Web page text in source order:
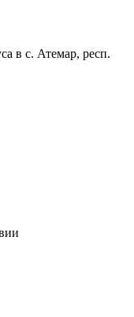
в с. Атемар, респ.